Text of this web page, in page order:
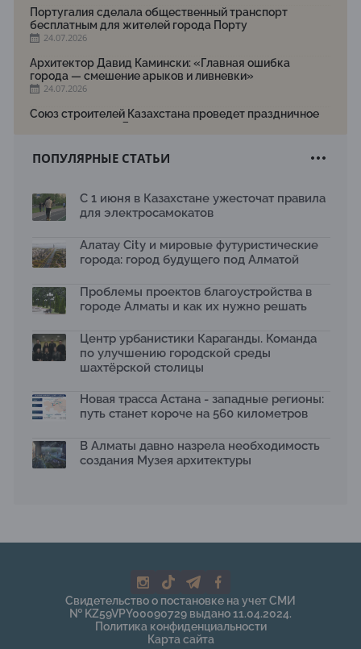
Португалия сделала общественный транспорт
бесплатным для жителей города Порту
24.07.2026
Архитектор Давид Камински: «Главная ошибка
города — смешение арыков и ливневки»
24.07.2026
Союз строителей Казахстана проведет праздничное
мероприятие ко Дню строителя
Новый Строительный кодекс: что изменилось для
Бауыржана Байбахтиева
17.07.2026
рободоставки в Астане
15.07.2026
2026 принимает заявки до 31 июля
13.07.2026
темой новой выставки в «Целинном»
13.07.2026
Қазақстан»: воспитанники подарили вторую жизнь
отходам
08.07.2026
Ко Дню столицы в Нуре благоустроили шесть
общественных пространств
06.07.2026
МЧС усилило мониторинг рек и моренных озер после
На общественных слушаниях представили
экологическую стратегию развития Алматы до 2040
ПОПУЛЯРНЫЕ СТАТЬИ
С 1 июня в Казахстане ужесточат правила
для электросамокатов
Алатау City и мировые футуристические
города: город будущего под Алматой
Проблемы проектов благоустройства в
городе Алматы и как их нужно решать
Центр урбанистики Караганды. Команда
по улучшению городской среды
шахтёрской столицы
Новая трасса Астана - западные регионы:
путь станет короче на 560 километров
В Алматы давно назрела необходимость
создания Музея архитектуры
Свидетельство о постановке на учет СМИ
№ KZ59VPY00090729 выдано 11.04.2024.
Политика конфиденциальности
Карта сайта